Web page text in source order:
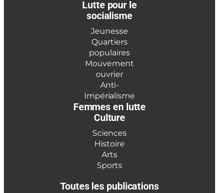
Lutte pour le
socialisme
Jeunesse
Quartiers
populaires
Mouvement
ouvrier
Anti-
Impérialisme
Femmes en lutte
Culture
Sciences
Histoire
Arts
Sports
Toutes les publications